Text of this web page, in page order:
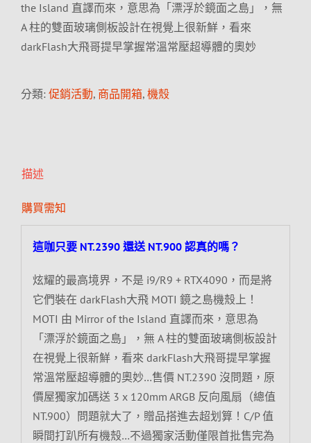
the Island 直譯而來，意思為「漂浮於鏡面之島」，無
A 柱的雙面玻璃側板設計在視覺上很新鮮，看來
darkFlash大飛哥提早掌握常溫常壓超導體的奧妙
分類: 促銷活動, 商品開箱, 機殼
描述
購買需知
這咖只要 NT.2390 還送 NT.900 認真的嗎？
炫耀的最高境界，不是 i9/R9 + RTX4090，而是將
它們裝在 darkFlash大飛 MOTI 鏡之島機殼上！
MOTI 由 Mirror of the Island 直譯而來，意思為
「漂浮於鏡面之島」，無 A 柱的雙面玻璃側板設計
在視覺上很新鮮，看來 darkFlash大飛哥提早掌握
常溫常壓超導體的奧妙…售價 NT.2390 沒問題，原
價屋獨家加碼送 3 x 120mm ARGB 反向風扇（總值
NT.900）問題就大了，贈品搭進去超划算！C/P 值
瞬間打趴所有機殼…不過獨家活動僅限首批售完為